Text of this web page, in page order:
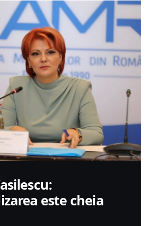
este cheia